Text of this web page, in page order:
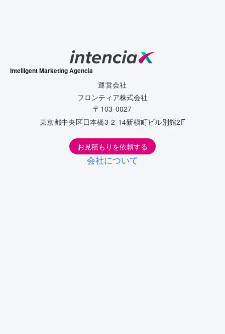
Intelligent Marketing Agencia
運営会社
フロンティア株式会社
〒103-0027
東京都中央区日本橋3-2-14新槇町ビル別館2F
お見積もりを依頼する
会社について